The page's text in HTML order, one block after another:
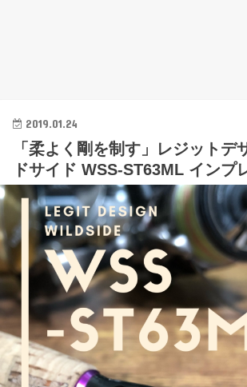
2019.01.24
「柔よく剛を制す」レジットデ
ドサイド WSS-ST63ML インプ